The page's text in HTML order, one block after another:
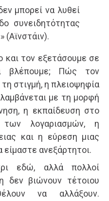
μπορεί να λυθεί
συνειδητότητας
(Αϊνστάιν).
και τον εξετάσουμε σε
βλέπουμε; Πώς τον
στιγμή, η πλειοψηφία
με τη μορφή
η εκπαίδευση στο
λογαριασμών, η
και η εύρεση μιας
είμαστε ανεξάρτητοι.
εδώ, αλλά πολλοί
δεν βιώνουν τέτοιου
να αλλάξουν.